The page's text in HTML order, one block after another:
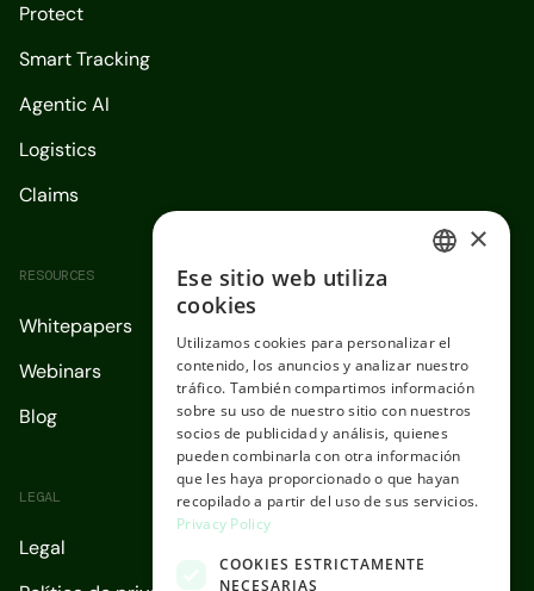
Protect
Smart Tracking
Agentic AI
Logistics
Claims
RESOURCES
Whitepapers
Webinars
Blog
LEGAL
Legal
×
Ese sitio web utiliza
cookies
Utilizamos cookies para personalizar el
contenido, los anuncios y analizar nuestro
tráfico. También compartimos información
sobre su uso de nuestro sitio con nuestros
socios de publicidad y análisis, quienes
pueden combinarla con otra información
que les haya proporcionado o que hayan
recopilado a partir del uso de sus servicios.
Privacy Policy
COOKIES ESTRICTAMENTE
NECESARIAS